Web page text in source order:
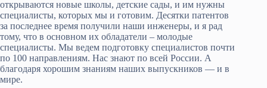
открываются новые школы, детские сады, и им нужны
специалисты, которых мы и готовим. Десятки патентов
за последнее время получили наши инженеры, и я рад
тому, что в основном их обладатели – молодые
специалисты. Мы ведем подготовку специалистов почти
по 100 направлениям. Нас знают по всей России. А
благодаря хорошим знаниям наших выпускников — и в
мире.